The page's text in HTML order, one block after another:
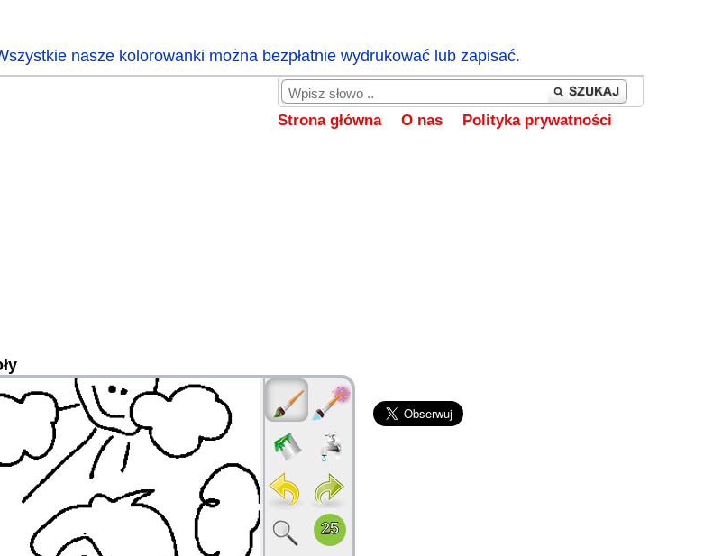
nasze kolorowanki można bezpłatnie wydrukować lub zapisać.
Strona główna O nas Polityka prywatności